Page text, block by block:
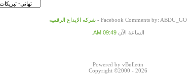
Facebook Comments by: ABDU_GO - شركة الإبداع الرقمية
الساعة الآن 09:49 AM
Powered by vBulletin
Copyright ©2000 - 2026